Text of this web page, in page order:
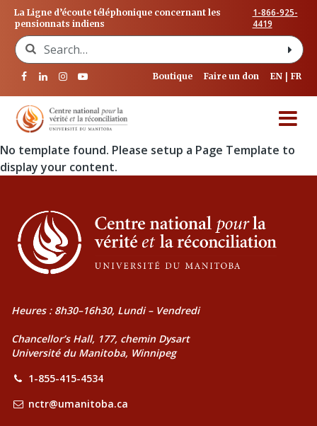
La Ligne d’écoute téléphonique concernant les
pensionnats indiens
1-866-925-
4419
Search for:
Boutique Faire un don EN FR
No template found. Please setup a Page Template to
display your content.
Heures : 8h30–16h30, Lundi – Vendredi
Chancellor’s Hall, 177, chemin Dysart
Université du Manitoba, Winnipeg
1-855-415-4534
nctr@umanitoba.ca